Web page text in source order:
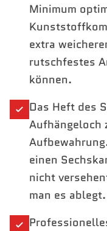
Minimum
extra
rutschfestes
können.
Das Heft des
Aufhängeloch
einen
nicht
man es ablegt.